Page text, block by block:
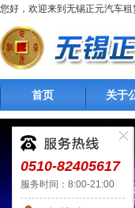
您好，欢迎来到无锡正元汽车租
首页 关于
0510-82405617
服务时间：8:00-21:00